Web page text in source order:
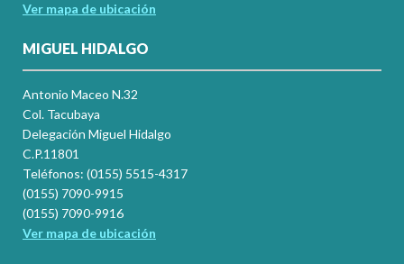
Ver mapa de ubicación
MIGUEL HIDALGO
Antonio Maceo N.32
Col. Tacubaya
Delegación Miguel Hidalgo
C.P.11801
Teléfonos: (0155) 5515-4317
(0155) 7090-9915
(0155) 7090-9916
Ver mapa de ubicación